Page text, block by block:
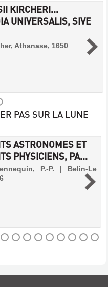
KIRCHERI...
UNIVERSALIS, SIVE
Athanase, 1650
PAS SUR LA LUNE
ASTRONOMES ET
PHYSICIENS, PA...
P.-P. | Belin-Le